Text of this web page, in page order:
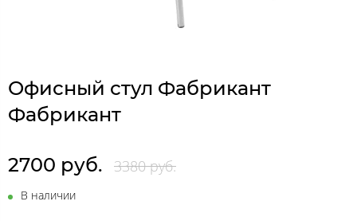
Офисный стул Фабрикант
Фабрикант
2700 руб. 3380 руб.
В наличии